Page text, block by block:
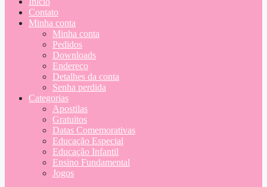
Contato
Minha conta
Minha conta
Pedidos
Downloads
Endereço
Detalhes da conta
Senha perdida
Categorias
Apostilas
Gratuitos
Datas Comemorativas
Educação Especial
Educação Infantil
Ensino Fundamental
Jogos